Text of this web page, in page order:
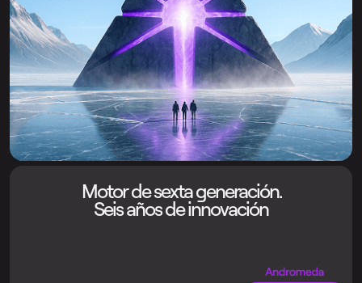
Motor de sexta generación.
Seis años de innovación